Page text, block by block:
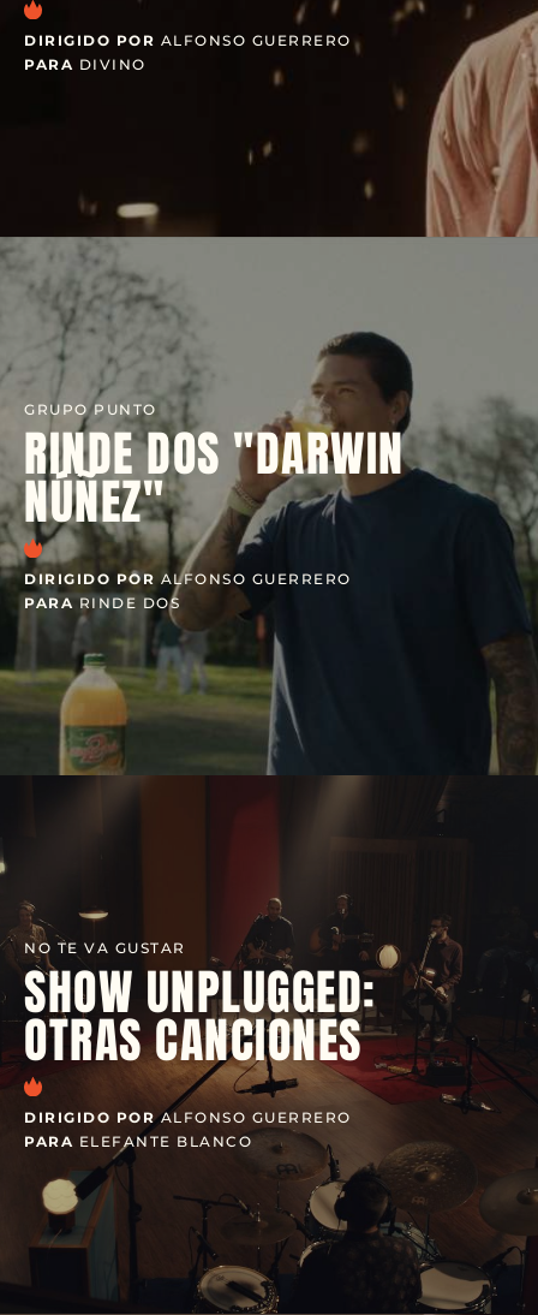
DIRIGIDO POR ALFONSO GUERRERO
PARA DIVINO
GRUPO PUNTO
RINDE DOS "DARWIN
NÚÑEZ"
DIRIGIDO PORALFONSO GUERRERO
PARARINDE DOS
NO TE VA GUSTAR
SHOW UNPLUGGED:
OTRAS CANCIONES
DIRIGIDO PORALFONSO GUERRERO
PARA ELEFANTE BLANCO